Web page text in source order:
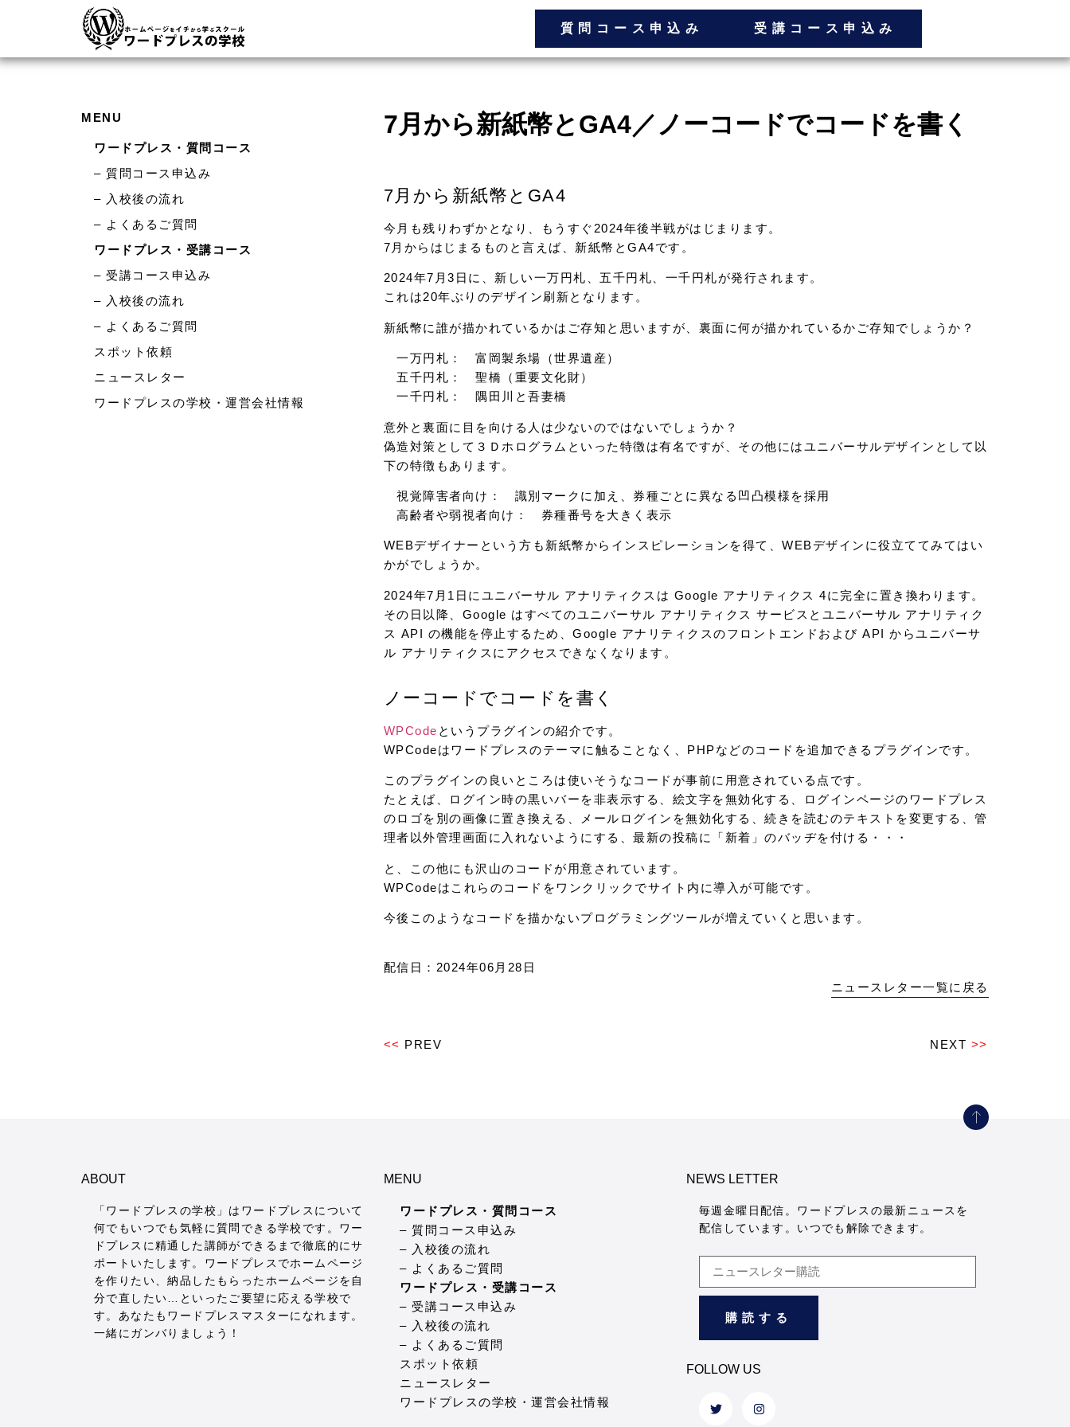
質問コース申込み 受講コース申込み
MENU
ワードプレス・質問コース
– 質問コース申込み
– 入校後の流れ
– よくあるご質問
ワードプレス・受講コース
– 受講コース申込み
– 入校後の流れ
– よくあるご質問
スポット依頼
ニュースレター
ワードプレスの学校・運営会社情報
7月から新紙幣とGA4／ノーコードでコードを書く
7月から新紙幣とGA4
今月も残りわずかとなり、もうすぐ2024年後半戦がはじまります。
7月からはじまるものと言えば、新紙幣とGA4です。
2024年7月3日に、新しい一万円札、五千円札、一千円札が発行されます。
これは20年ぶりのデザイン刷新となります。
新紙幣に誰が描かれているかはご存知と思いますが、裏面に何が描かれているかご存知でしょうか？
一万円札： 富岡製糸場（世界遺産）
五千円札： 聖橋（重要文化財）
一千円札： 隅田川と吾妻橋
意外と裏面に目を向ける人は少ないのではないでしょうか？
偽造対策として３Ｄホログラムといった特徴は有名ですが、その他にはユニバーサルデザインとして以
下の特徴もあります。
視覚障害者向け： 識別マークに加え、券種ごとに異なる凹凸模様を採用
高齢者や弱視者向け： 券種番号を大きく表示
WEBデザイナーという方も新紙幣からインスピレーションを得て、WEBデザインに役立ててみてはい
かがでしょうか。
2024年7月1日にユニバーサル アナリティクスは Google アナリティクス 4に完全に置き換わります。
その日以降、Google はすべてのユニバーサル アナリティクス サービスとユニバーサル アナリティク
ス API の機能を停止するため、Google アナリティクスのフロントエンドおよび API からユニバーサ
ル アナリティクスにアクセスできなくなります。
ノーコードでコードを書く
WPCode というプラグインの紹介です。
WPCodeはワードプレスのテーマに触ることなく、PHPなどのコードを追加できるプラグインです。
このプラグインの良いところは使いそうなコードが事前に用意されている点です。
たとえば、ログイン時の黒いバーを非表示する、絵文字を無効化する、ログインページのワードプレス
のロゴを別の画像に置き換える、メールログインを無効化する、続きを読むのテキストを変更する、管
理者以外管理画面に入れないようにする、最新の投稿に「新着」のバッヂを付ける・・・
と、この他にも沢山のコードが用意されています。
WPCodeはこれらのコードをワンクリックでサイト内に導入が可能です。
今後このようなコードを描かないプログラミングツールが増えていくと思います。
配信日：2024年06月28日
ニュースレター一覧に戻る
<< PREV NEXT >>
ABOUT
「ワードプレスの学校」はワードプレスについて
何でもいつでも気軽に質問できる学校です。ワー
ドプレスに精通した講師ができるまで徹底的にサ
ポートいたします。ワードプレスでホームページ
を作りたい、納品したもらったホームページを自
分で直したい…といったご要望に応える学校で
す。あなたもワードプレスマスターになれます。
一緒にガンバりましょう！
MENU
ワードプレス・質問コース
– 質問コース申込み
– 入校後の流れ
– よくあるご質問
ワードプレス・受講コース
– 受講コース申込み
– 入校後の流れ
– よくあるご質問
スポット依頼
ニュースレター
ワードプレスの学校・運営会社情報
NEWS LETTER
毎週金曜日配信。ワードプレスの最新ニュースを
配信しています。いつでも解除できます。
FOLLOW US